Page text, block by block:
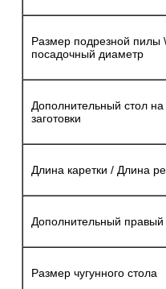
Размер подрезной пилы \
посадочный диаметр
Дополнительный стол
заготовки
Длина каретки / Длина
Дополнительный правый
Размер чугунного стола